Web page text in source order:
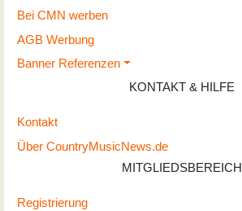
Bei CMN werben
AGB Werbung
Banner Referenzen
KONTAKT & HILFE
Kontakt
Über CountryMusicNews.de
MITGLIEDSBEREICH
Registrierung